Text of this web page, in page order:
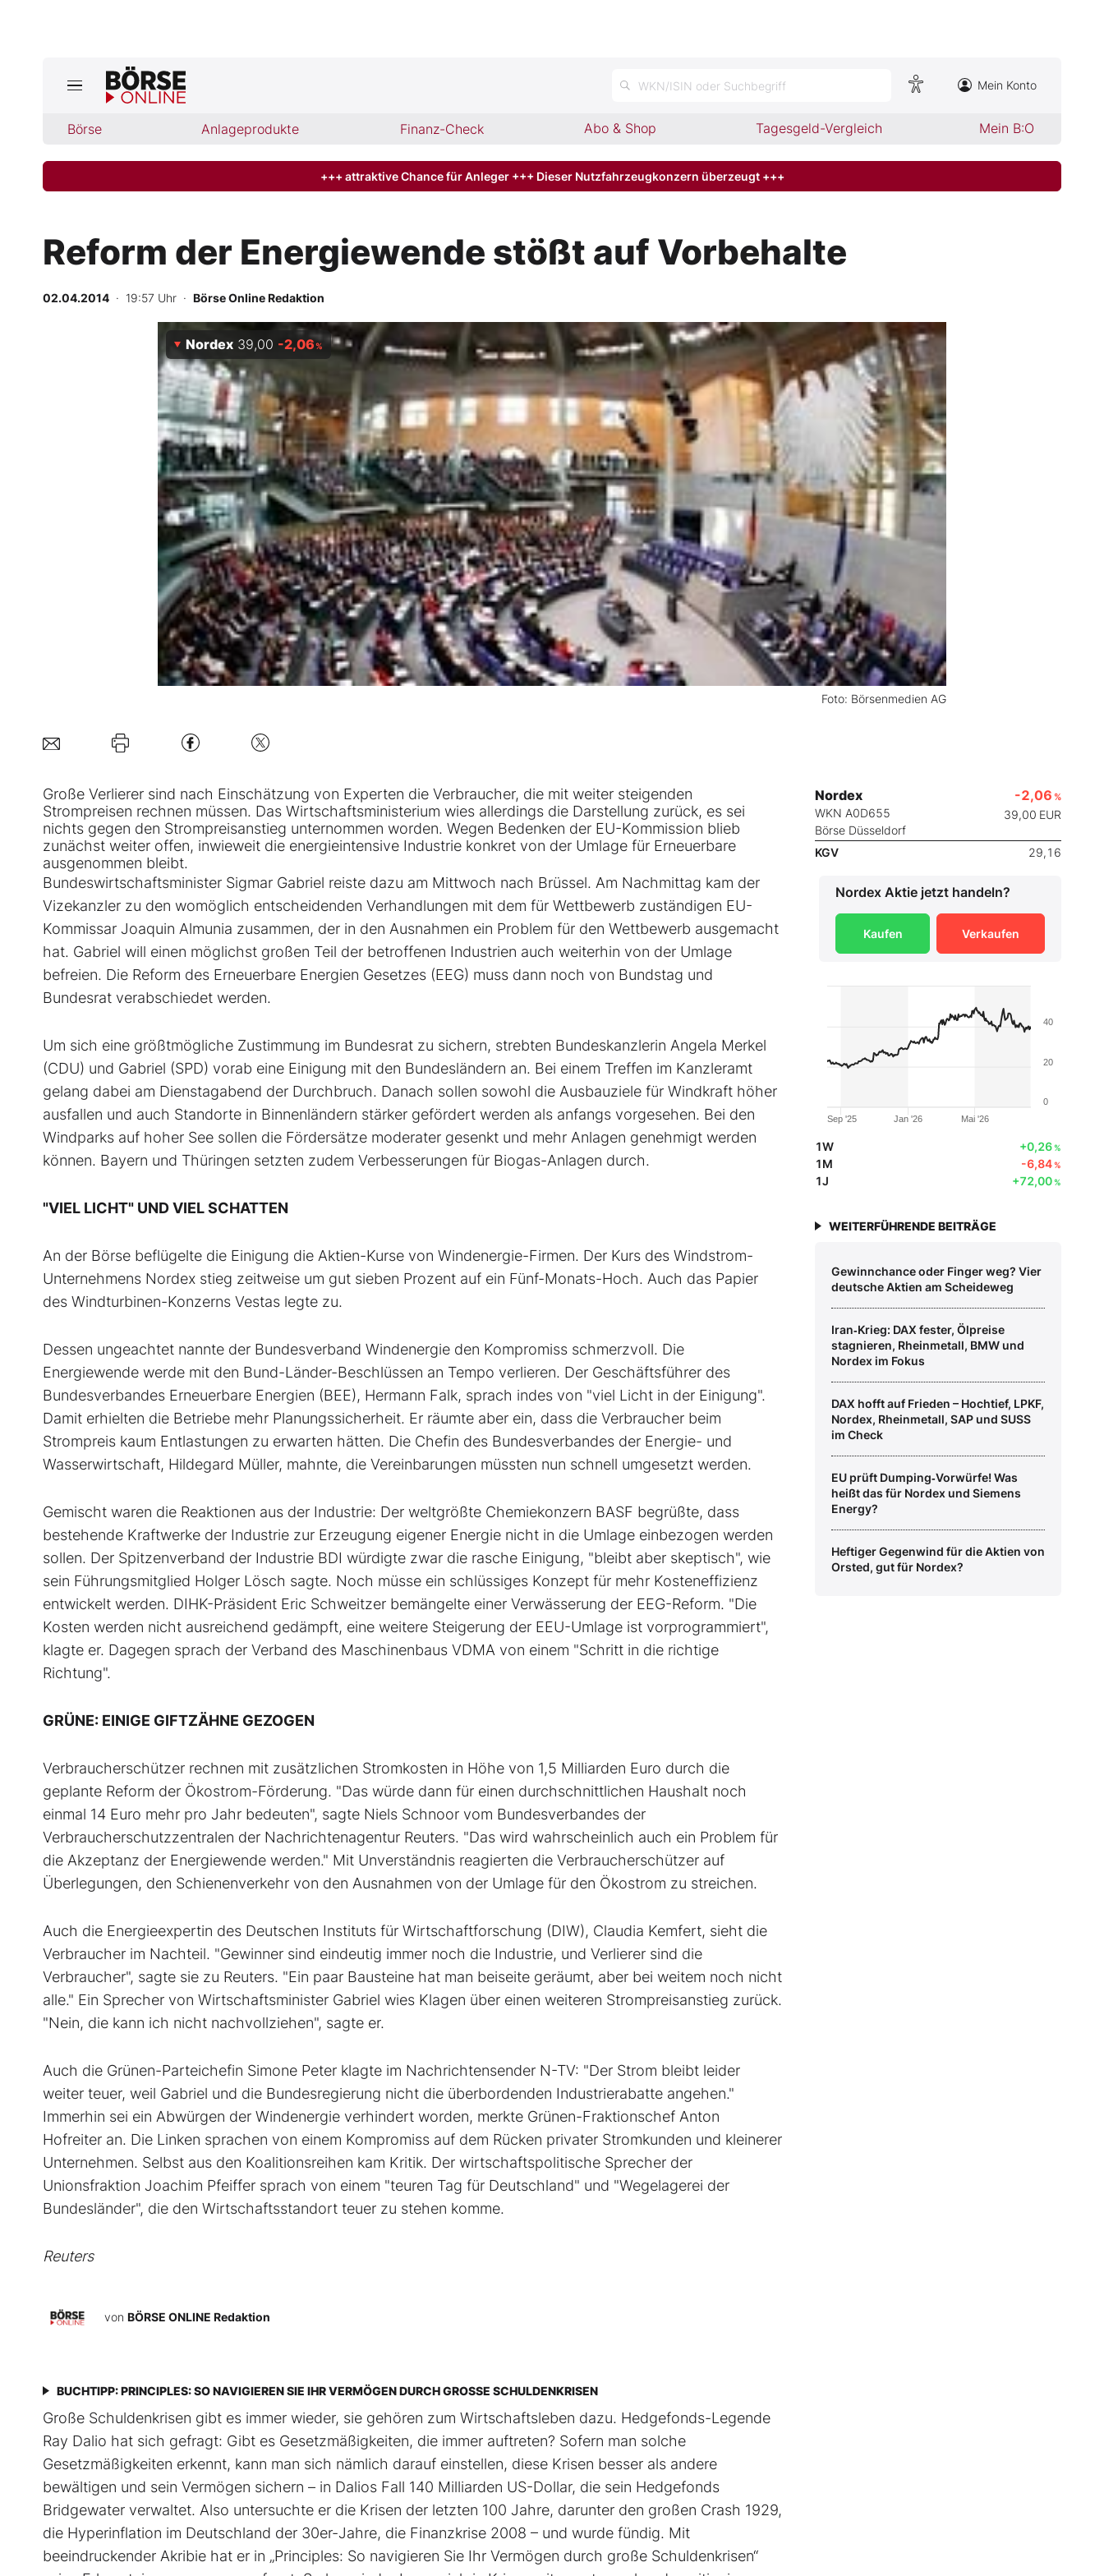
WKN/ISIN oder Suchbegriff Mein Konto
Börse Anlageprodukte Finanz-Check Abo & Shop Tagesgeld-Vergleich Mein B:O
Jetzt aktuelle Ausgabe BÖRSE ONLINE lesen
Finanz-Check
Abo & Shop
BO-Musterdepots
Experten
Mein B:O
Mein Konto
Folgen Sie uns
Kontakt
+++ attraktive Chance für Anleger +++ Dieser Nutzfahrzeugkonzern überzeugt +++
Reform der Energiewende stößt auf Vorbehalte
02.04.2014 · 19:57 Uhr · Börse Online Redaktion
Foto: Börsenmedien AG
Nordex 39,00 -2,06%
Große Verlierer sind nach Einschätzung von Experten die Verbraucher, die mit weiter steigenden
Strompreisen rechnen müssen. Das Wirtschaftsministerium wies allerdings die Darstellung zurück, es sei
nichts gegen den Strompreisanstieg unternommen worden. Wegen Bedenken der EU-Kommission blieb
zunächst weiter offen, inwieweit die energieintensive Industrie konkret von der Umlage für Erneuerbare
ausgenommen bleibt.
Bundeswirtschaftsminister Sigmar Gabriel reiste dazu am Mittwoch nach Brüssel. Am Nachmittag kam der
Vizekanzler zu den womöglich entscheidenden Verhandlungen mit dem für Wettbewerb zuständigen EU-
Kommissar Joaquin Almunia zusammen, der in den Ausnahmen ein Problem für den Wettbewerb ausgemacht
hat. Gabriel will einen möglichst großen Teil der betroffenen Industrien auch weiterhin von der Umlage
befreien. Die Reform des Erneuerbare Energien Gesetzes (EEG) muss dann noch von Bundstag und
Bundesrat verabschiedet werden.
Um sich eine größtmögliche Zustimmung im Bundesrat zu sichern, strebten Bundeskanzlerin Angela Merkel
(CDU) und Gabriel (SPD) vorab eine Einigung mit den Bundesländern an. Bei einem Treffen im Kanzleramt
gelang dabei am Dienstagabend der Durchbruch. Danach sollen sowohl die Ausbauziele für Windkraft höher
ausfallen und auch Standorte in Binnenländern stärker gefördert werden als anfangs vorgesehen. Bei den
Windparks auf hoher See sollen die Fördersätze moderater gesenkt und mehr Anlagen genehmigt werden
können. Bayern und Thüringen setzten zudem Verbesserungen für Biogas-Anlagen durch.
"VIEL LICHT" UND VIEL SCHATTEN
An der Börse beflügelte die Einigung die Aktien-Kurse von Windenergie-Firmen. Der Kurs des Windstrom-
Unternehmens Nordex stieg zeitweise um gut sieben Prozent auf ein Fünf-Monats-Hoch. Auch das Papier
des Windturbinen-Konzerns Vestas legte zu.
Dessen ungeachtet nannte der Bundesverband Windenergie den Kompromiss schmerzvoll. Die
Energiewende werde mit den Bund-Länder-Beschlüssen an Tempo verlieren. Der Geschäftsführer des
Bundesverbandes Erneuerbare Energien (BEE), Hermann Falk, sprach indes von "viel Licht in der Einigung".
Damit erhielten die Betriebe mehr Planungssicherheit. Er räumte aber ein, dass die Verbraucher beim
Strompreis kaum Entlastungen zu erwarten hätten. Die Chefin des Bundesverbandes der Energie- und
Wasserwirtschaft, Hildegard Müller, mahnte, die Vereinbarungen müssten nun schnell umgesetzt werden.
Gemischt waren die Reaktionen aus der Industrie: Der weltgrößte Chemiekonzern BASF begrüßte, dass
bestehende Kraftwerke der Industrie zur Erzeugung eigener Energie nicht in die Umlage einbezogen werden
sollen. Der Spitzenverband der Industrie BDI würdigte zwar die rasche Einigung, "bleibt aber skeptisch", wie
sein Führungsmitglied Holger Lösch sagte. Noch müsse ein schlüssiges Konzept für mehr Kosteneffizienz
entwickelt werden. DIHK-Präsident Eric Schweitzer bemängelte einer Verwässerung der EEG-Reform. "Die
Kosten werden nicht ausreichend gedämpft, eine weitere Steigerung der EEU-Umlage ist vorprogrammiert",
klagte er. Dagegen sprach der Verband des Maschinenbaus VDMA von einem "Schritt in die richtige
Richtung".
GRÜNE: EINIGE GIFTZÄHNE GEZOGEN
Verbraucherschützer rechnen mit zusätzlichen Stromkosten in Höhe von 1,5 Milliarden Euro durch die
geplante Reform der Ökostrom-Förderung. "Das würde dann für einen durchschnittlichen Haushalt noch
einmal 14 Euro mehr pro Jahr bedeuten", sagte Niels Schnoor vom Bundesverbandes der
Verbraucherschutzzentralen der Nachrichtenagentur Reuters. "Das wird wahrscheinlich auch ein Problem für
die Akzeptanz der Energiewende werden." Mit Unverständnis reagierten die Verbraucherschützer auf
Überlegungen, den Schienenverkehr von den Ausnahmen von der Umlage für den Ökostrom zu streichen.
Auch die Energieexpertin des Deutschen Instituts für Wirtschaftforschung (DIW), Claudia Kemfert, sieht die
Verbraucher im Nachteil. "Gewinner sind eindeutig immer noch die Industrie, und Verlierer sind die
Verbraucher", sagte sie zu Reuters. "Ein paar Bausteine hat man beiseite geräumt, aber bei weitem noch nicht
alle." Ein Sprecher von Wirtschaftsminister Gabriel wies Klagen über einen weiteren Strompreisanstieg zurück.
"Nein, die kann ich nicht nachvollziehen", sagte er.
Auch die Grünen-Parteichefin Simone Peter klagte im Nachrichtensender N-TV: "Der Strom bleibt leider
weiter teuer, weil Gabriel und die Bundesregierung nicht die überbordenden Industrierabatte angehen."
Immerhin sei ein Abwürgen der Windenergie verhindert worden, merkte Grünen-Fraktionschef Anton
Hofreiter an. Die Linken sprachen von einem Kompromiss auf dem Rücken privater Stromkunden und kleinerer
Unternehmen. Selbst aus den Koalitionsreihen kam Kritik. Der wirtschaftspolitische Sprecher der
Unionsfraktion Joachim Pfeiffer sprach von einem "teuren Tag für Deutschland" und "Wegelagerei der
Bundesländer", die den Wirtschaftsstandort teuer zu stehen komme.
Reuters
von BÖRSE ONLINE Redaktion
BUCHTIPP: PRINCIPLES: SO NAVIGIEREN SIE IHR VERMÖGEN DURCH GROSSE SCHULDENKRISEN
Große Schuldenkrisen gibt es immer wieder, sie gehören zum Wirtschaftsleben dazu. Hedgefonds-Legende
Ray Dalio hat sich gefragt: Gibt es Gesetzmäßigkeiten, die immer auftreten? Sofern man solche
Gesetzmäßigkeiten erkennt, kann man sich nämlich darauf einstellen, diese Krisen besser als andere
bewältigen und sein Vermögen sichern – in Dalios Fall 140 Milliarden US-Dollar, die sein Hedgefonds
Bridgewater verwaltet. Also untersuchte er die Krisen der letzten 100 Jahre, darunter den großen Crash 1929,
die Hyperinflation im Deutschland der 30er-Jahre, die Finanzkrise 2008 – und wurde fündig. Mit
beeindruckender Akribie hat er in „Principles: So navigieren Sie Ihr Vermögen durch große Schuldenkrisen“
Nordex
WKN A0D655
Börse Düsseldorf
-2,06 %
39,00 EUR
KGV 29,16
Nordex Aktie jetzt handeln?
Kaufen Verkaufen
Jan '26
Sep '25 Mai '26
0
20
40
1W +0,26%
1M -6,84%
1J +72,00%
WEITERFÜHRENDE BEITRÄGE
Gewinnchance oder Finger weg? Vier
deutsche Aktien am Scheideweg
Iran‑Krieg: DAX fester, Ölpreise
stagnieren, Rheinmetall, BMW und
Nordex im Fokus
DAX hofft auf Frieden – Hochtief, LPKF,
Nordex, Rheinmetall, SAP und SUSS
im Check
EU prüft Dumping‑Vorwürfe! Was
heißt das für Nordex und Siemens
Energy?
Heftiger Gegenwind für die Aktien von
Orsted, gut für Nordex?